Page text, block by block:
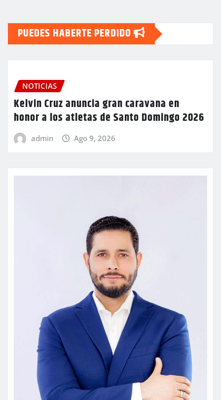
PUEDES HABERTE PERDIDO
NOTICIAS
Kelvin Cruz anuncia gran caravana en
honor a los atletas de Santo Domingo 2026
admin Ago 9, 2026